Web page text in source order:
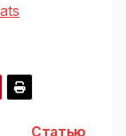
Статью